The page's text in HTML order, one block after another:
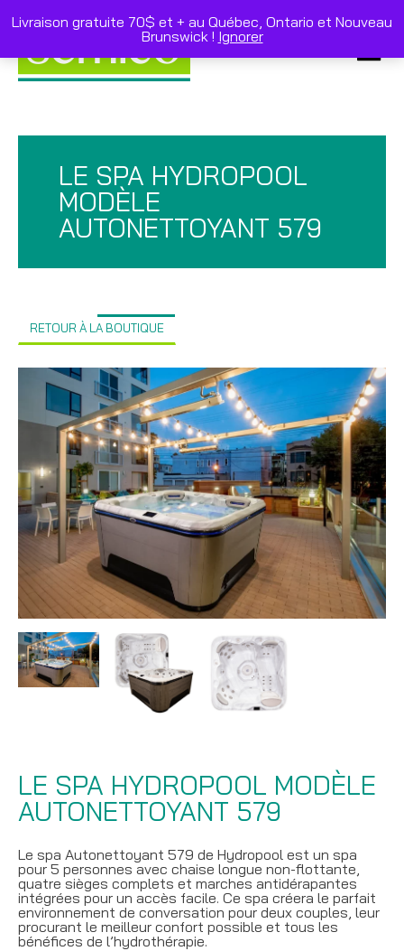
to
LE SPA HYDROPOOL
MODÈLE
AUTONETTOYANT 579
RETOUR À LA BOUTIQUE
LE SPA HYDROPOOL MODÈLE
AUTONETTOYANT 579
Le spa Autonettoyant 579 de Hydropool est un spa
pour 5 personnes avec chaise longue non-flottante,
quatre sièges complets et marches antidérapantes
intégrées pour un accès facile. Ce spa créera le parfait
environnement de conversation pour deux couples, leur
procurant le meilleur confort possible et tous les
bénéfices de l’hydrothérapie.
Livraison gratuite 70$ et + au Québec, Ontario et Nouveau
Brunswick ! Ignorer